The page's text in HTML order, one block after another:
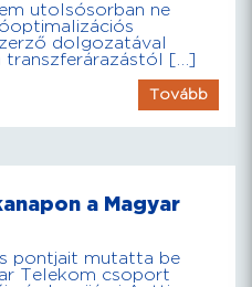
utolsósorban ne
dolgozatával
[…]
Tovább
a Magyar
pontjait mutatta be
Telekom csoport